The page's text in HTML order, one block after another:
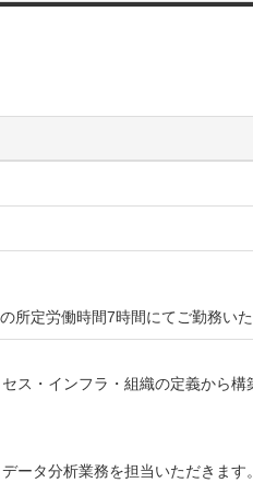
定労働時間7時間にてご勤務いた
ス・インフラ・組織の定義から構
ータ分析業務を担当いただきます。